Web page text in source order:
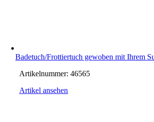
Badetuch/Frottiertuch gewoben mit Ihrem
Artikelnummer:46565
Artikel ansehen